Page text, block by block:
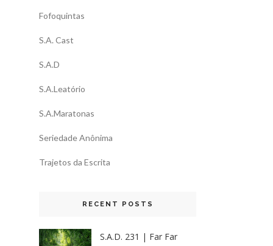
Fofoquintas
S.A. Cast
S.A.D
S.A.Leatório
S.A.Maratonas
Seriedade Anônima
Trajetos da Escrita
RECENT POSTS
S.A.D. 231 | Far Far